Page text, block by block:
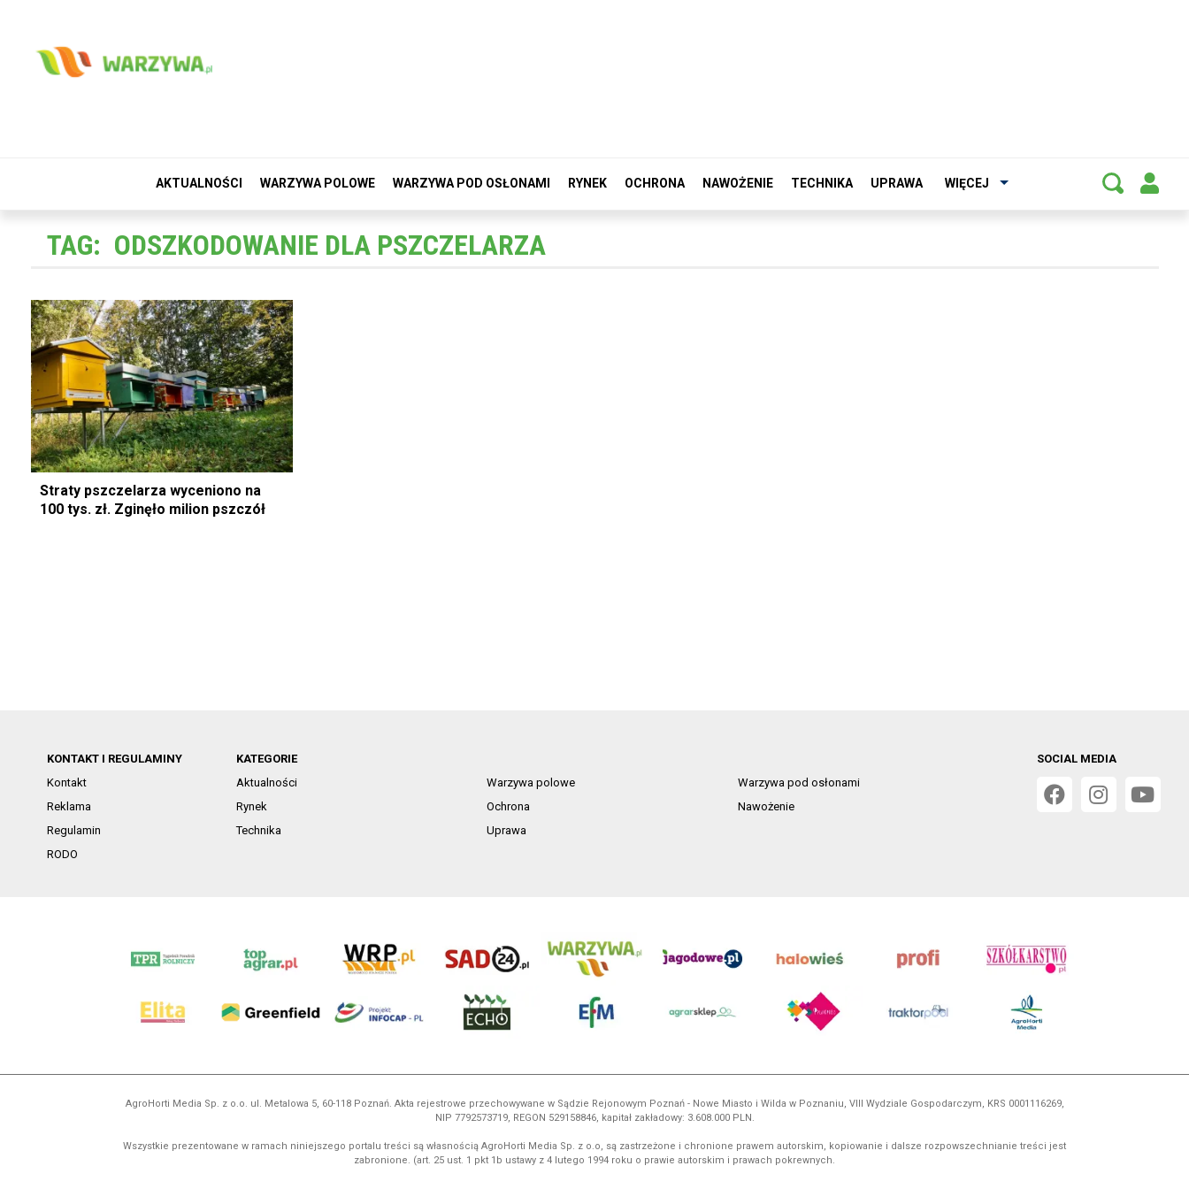
AKTUALNOŚCI WARZYWA POLOWE WARZYWA POD OSŁONAMI RYNEK OCHRONA NAWOŻENIE TECHNIKA UPRAWA WIĘCEJ
TAG: ODSZKODOWANIE DLA PSZCZELARZA
Straty pszczelarza wyceniono na
100 tys. zł. Zginęło milion pszczół
KONTAKT I REGULAMINY
Kontakt
Reklama
Regulamin
RODO
KATEGORIE
Aktualności
Warzywa polowe
Warzywa pod osłonami
Rynek
Ochrona
Nawożenie
Technika
Uprawa
SOCIAL MEDIA
AgroHorti Media Sp. z o.o. ul. Metalowa 5, 60-118 Poznań. Akta rejestrowe przechowywane w Sądzie Rejonowym Poznań - Nowe Miasto i Wilda w Poznaniu, VIII Wydziale Gospodarczym, KRS 0001116269,
NIP 7792573719, REGON 529158846, kapitał zakładowy: 3.608.000 PLN.
Wszystkie prezentowane w ramach niniejszego portalu treści są własnością AgroHorti Media Sp. z o.o, są zastrzeżone i chronione prawem autorskim, kopiowanie i dalsze rozpowszechnianie treści jest
zabronione. (art. 25 ust. 1 pkt 1b ustawy z 4 lutego 1994 roku o prawie autorskim i prawach pokrewnych.